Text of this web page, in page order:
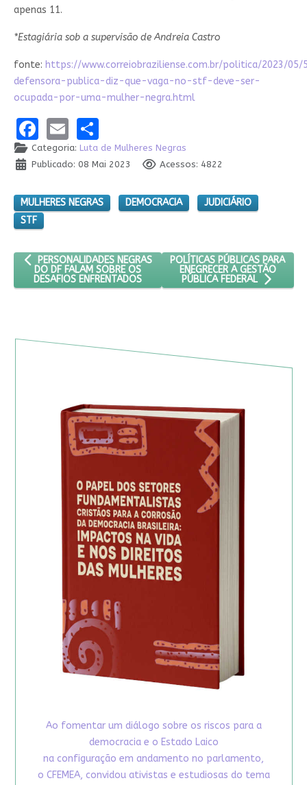
apenas 11.
*Estagiária sob a supervisão de Andreia Castro
fonte: https://www.correiobraziliense.com.br/politica/2023/05/
defensora-publica-diz-que-vaga-no-stf-deve-ser-
ocupada-por-uma-mulher-negra.html
Facebook
EmailShare
Categoria: Luta de Mulheres Negras
Publicado: 08 Mai 2023
Acessos: 4822
MULHERES NEGRAS DEMOCRACIA
JUDICIÁRIO
STF
ARTIGO ANTERIOR: PERSONALIDADES NEGRAS DO DF FALAM
PERSONALIDADES NEGRAS
DO DF FALAM SOBRE OS
DESAFIOS ENFRENTADOS
PRÓXIMO ARTIGO: POLÍTICAS
POLÍTICAS PÚBLICAS PARA
ENEGRECER A GESTÃO
PÚBLICA FEDERAL
Ao fomentar um diálogo sobre os riscos para a
democracia e o Estado Laico
na configuração em andamento no parlamento,
o CFEMEA, convidou ativistas e estudiosas do tema